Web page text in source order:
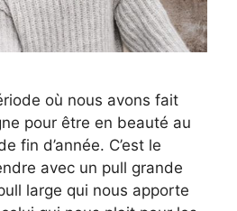
où nous avons fait
pour être en beauté au
fin d’année. C’est le
avec un pull grande
large qui nous apporte